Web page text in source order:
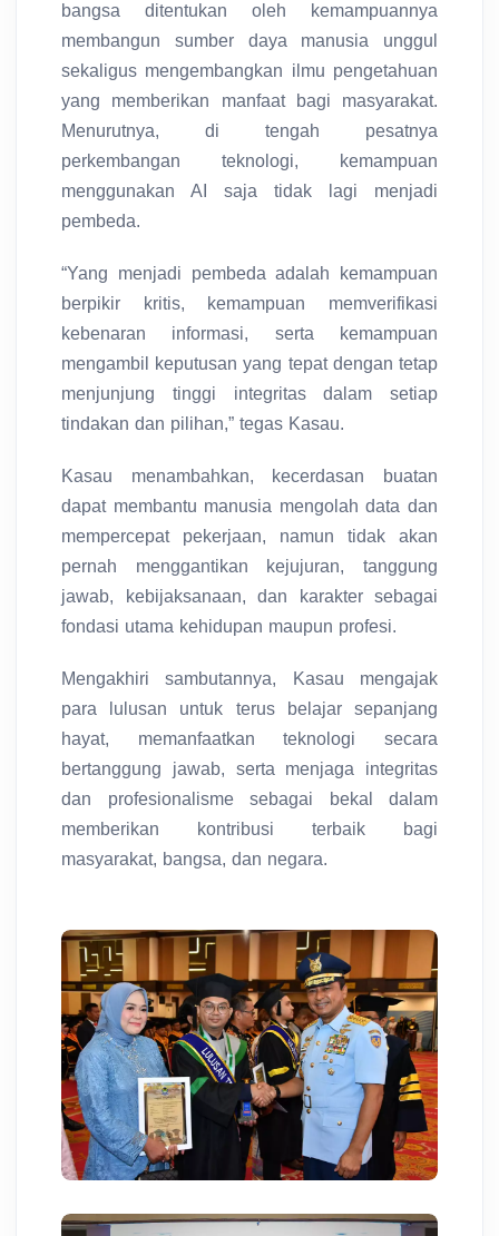
bangsa ditentukan oleh kemampuannya
membangun sumber daya manusia unggul
sekaligus mengembangkan ilmu pengetahuan
yang memberikan manfaat bagi masyarakat.
Menurutnya, di tengah pesatnya
perkembangan teknologi, kemampuan
menggunakan AI saja tidak lagi menjadi
pembeda.
“Yang menjadi pembeda adalah kemampuan
berpikir kritis, kemampuan memverifikasi
kebenaran informasi, serta kemampuan
mengambil keputusan yang tepat dengan tetap
menjunjung tinggi integritas dalam setiap
tindakan dan pilihan,” tegas Kasau.
Kasau menambahkan, kecerdasan buatan
dapat membantu manusia mengolah data dan
mempercepat pekerjaan, namun tidak akan
pernah menggantikan kejujuran, tanggung
jawab, kebijaksanaan, dan karakter sebagai
fondasi utama kehidupan maupun profesi.
Mengakhiri sambutannya, Kasau mengajak
para lulusan untuk terus belajar sepanjang
hayat, memanfaatkan teknologi secara
bertanggung jawab, serta menjaga integritas
dan profesionalisme sebagai bekal dalam
memberikan kontribusi terbaik bagi
masyarakat, bangsa, dan negara.